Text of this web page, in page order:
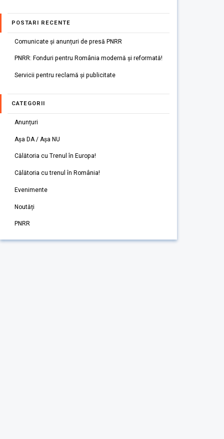
POSTARI RECENTE
Comunicate și anunțuri de presă PNRR
PNRR: Fonduri pentru România modernă și reformată!
Servicii pentru reclamă și publicitate
CATEGORII
Anunțuri
Așa DA / Așa NU
Călătoria cu Trenul în Europa!
Călătoria cu trenul în România!
Evenimente
Noutăți
PNRR